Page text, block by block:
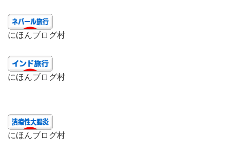
にほんブログ村
にほんブログ村
にほんブログ村